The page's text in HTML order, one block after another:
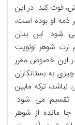
فوت کند. در این
او بوده است،
شود. این بدان
شوهر اولویت
حسبی در این خصوص مقرر
به بستانکاران
نباشد، ترکه مابین
تقسیم می شود.
جا مانده از شوهر